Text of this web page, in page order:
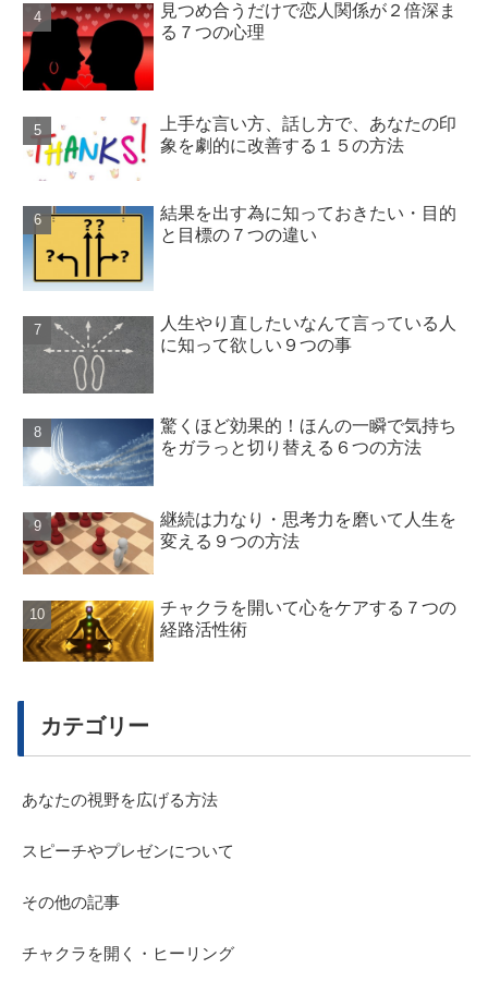
見つめ合うだけで恋人関係が２倍深ま
る７つの心理
上手な言い方、話し方で、あなたの印
象を劇的に改善する１５の方法
結果を出す為に知っておきたい・目的
と目標の７つの違い
人生やり直したいなんて言っている人
に知って欲しい９つの事
驚くほど効果的！ほんの一瞬で気持ち
をガラっと切り替える６つの方法
継続は力なり・思考力を磨いて人生を
変える９つの方法
チャクラを開いて心をケアする７つの
経路活性術
カテゴリー
あなたの視野を広げる方法
スピーチやプレゼンについて
その他の記事
チャクラを開く・ヒーリング